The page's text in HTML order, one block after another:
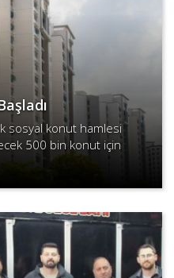
sosyal konut hamlesi
500 bin konut için
uzun vadeli,